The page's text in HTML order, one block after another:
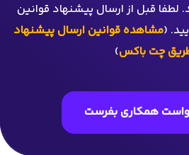
لطفا قبل از ارسال پیشنهاد قوانین
(مشاهده قوانین ارسال پیشنهاد
چت باکس)
همکاری بفرست